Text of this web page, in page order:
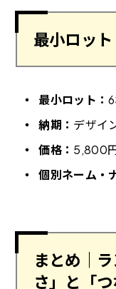
最小ロッ
最小ロット：
納期： デザイ
価格： 5,800
個別ネーム・
まとめ｜
さ」と「